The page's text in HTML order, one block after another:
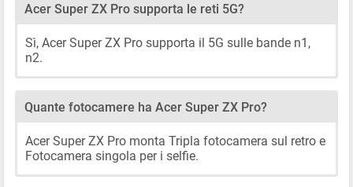
Acer Super ZX Pro supporta le reti 5G?
Sì, Acer Super ZX Pro supporta il 5G sulle bande n1,
n2.
Quante fotocamere ha Acer Super ZX Pro?
Acer Super ZX Pro monta Tripla fotocamera sul retro e
Fotocamera singola per i selfie.